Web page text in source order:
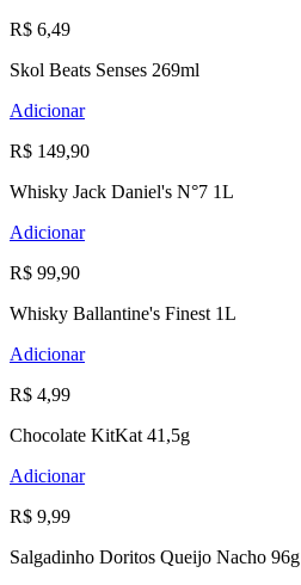
R$ 6,49
Skol Beats Senses 269ml
Adicionar
R$ 149,90
Whisky Jack Daniel's N°7 1L
Adicionar
R$ 99,90
Whisky Ballantine's Finest 1L
Adicionar
R$ 4,99
Chocolate KitKat 41,5g
Adicionar
R$ 9,99
Salgadinho Doritos Queijo Nacho 96g